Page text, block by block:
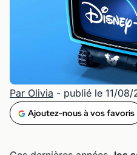
Par Olivia - publié le 11/
Ajoutez-nous à vos favoris